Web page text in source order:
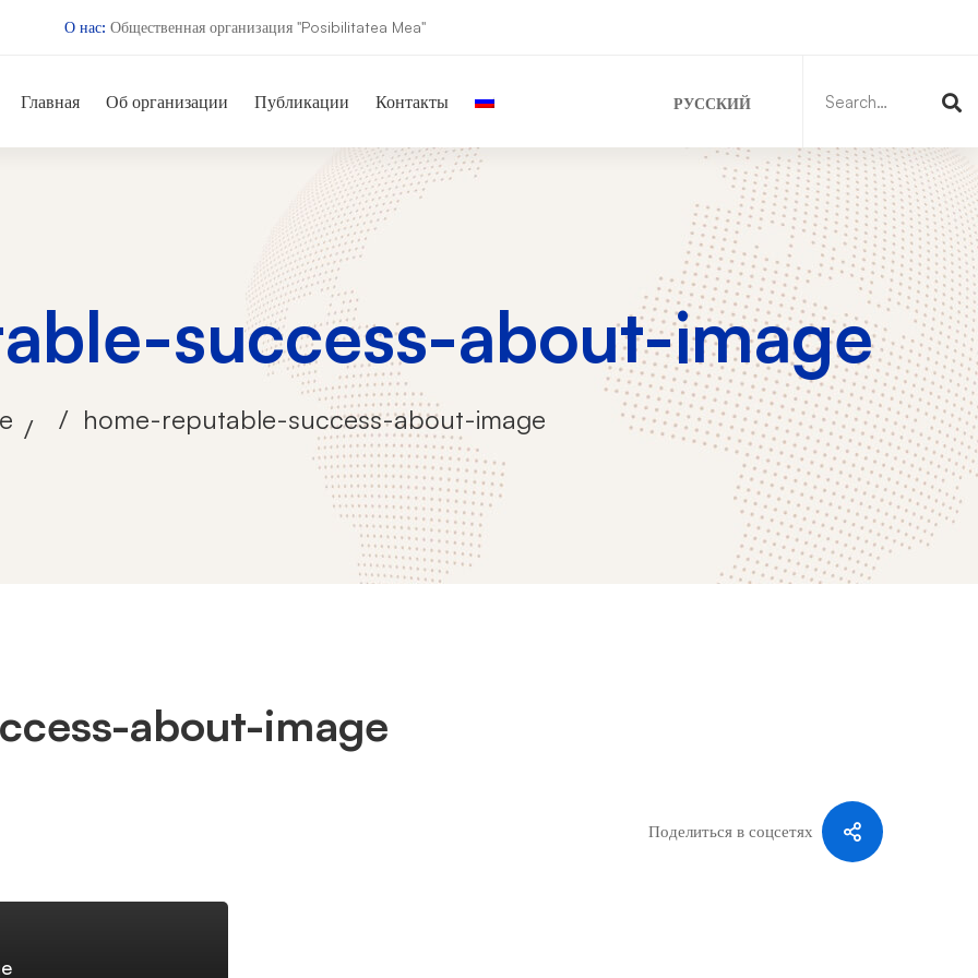
О нас: Общественная организация "Posibilitatea Mea"
Главная Об организации Публикации Контакты РУССКИЙ
success-about-image
home-reputable-success-about-image
about-image
Поделиться в соцсетях